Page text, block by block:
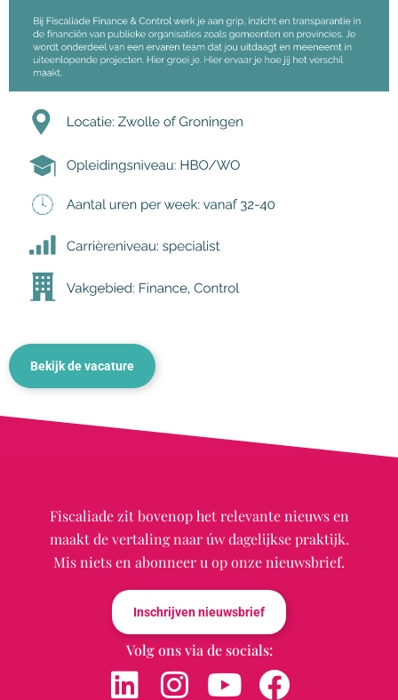
Bekijk de vacature
Fiscaliade zit bovenop het relevante nieuws en
maakt de vertaling naar úw dagelijkse praktijk.
Mis niets en abonneer u op onze nieuwsbrief.
Inschrijven nieuwsbrief
Volg ons via de socials: